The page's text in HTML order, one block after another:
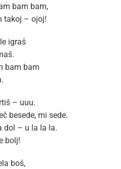
bam bam,
takoj – ojoj!
igraš
bam bam
– uuu.
besede, mi sede.
dol – u la la la.
bolj!
boš,